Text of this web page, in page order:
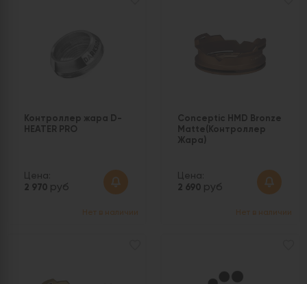
Контроллер жара D-
HEATER PRO
Цена:
2 970 руб
Нет в наличии
Conceptic HMD Bronze
Matte(Контроллер
Жара)
Цена:
2 690 руб
Нет в наличии